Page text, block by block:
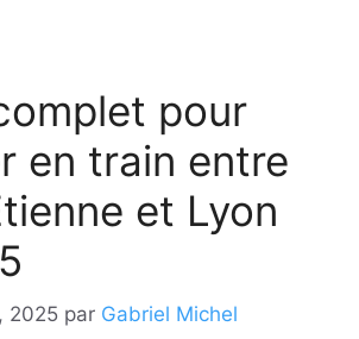
pour
en train entre
et Lyon
2025 par Gabriel Michel